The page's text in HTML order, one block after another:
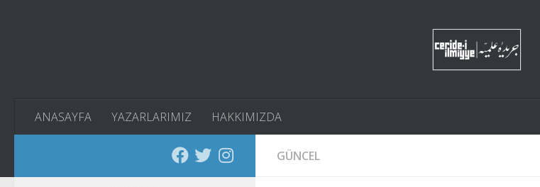
ANASAYFA YAZARLARIMIZ HAKKIMIZDA
GÜNCEL